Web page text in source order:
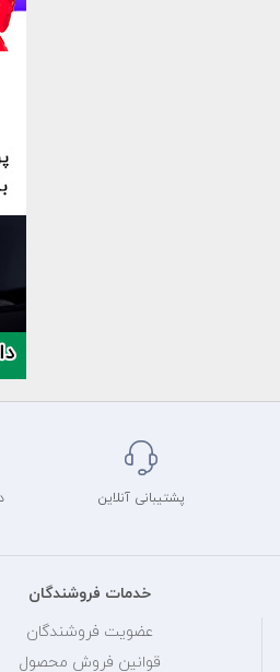
پشتیبانی آنلاین
خدمات فروشندگان
عضویت فروشندگان
قوانین فروش محصول